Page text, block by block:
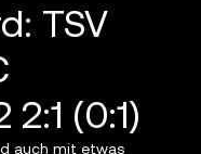
TSV
(0:1)
auch mit etwas